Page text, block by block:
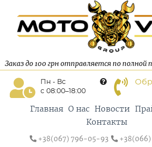
Заказ до 100 грн отправляется по полной
Пн - Вс
с 08:00–18:00
Главная О нас Новости
Контакты
+38(067) 796-05-93